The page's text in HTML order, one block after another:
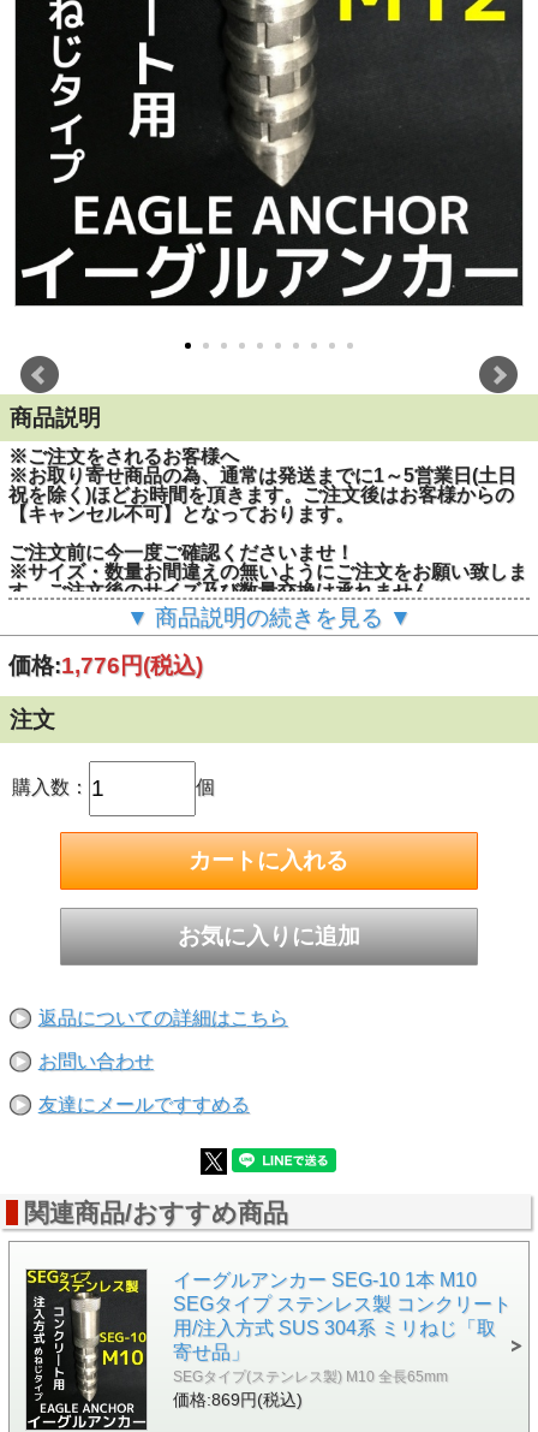
商品説明
※ご注文をされるお客様へ
※お取り寄せ商品の為、通常は発送までに1～5営業日(土日
祝を除く)ほどお時間を頂きます。ご注文後はお客様からの
【キャンセル不可】となっております。
ご注文前に今一度ご確認くださいませ！
※サイズ・数量お間違えの無いようにご注文をお願い致しま
す。ご注文後のサイズ及び数量交換は承れません。
■メーカー：旭産商株式会社
■ねじの呼び(d)：M12
■ねじ部長さ(l)：23mm
■外径(D)：18mm
■ドリル(穿孔)径(φ)：20mm
■穿孔深さ：95mm
■製品の特長
接着系アンカー・注入方式の専用製品として開発しためねじ
タイプ。煎断強度に優れためねじタイプの固着樹脂アンカー
です。ARケミカルセッター EA-500/500S/500W/EX-
350/400L専用のめねじアンカー
接着系アンカー専用ボルト「イーグルアンカー」は固着用樹
が最大で約50％以上向上。全長が短い設計で施工作業が簡単
接着系樹脂の能力を最大限に発揮させ、コンクリート孔内に
強固に定着します。めねじタイプならではの不陸調整、取付
物の着脱が可能です。
■主な用途
振動機械・大型機械据え付け、機械設備の固定、防舷材取り
支持、高速道路落下防止ネット取り付け、ベンチ固定、防音
壁取り付け、仮設レール
▼ 商品説明の続きを見る ▼
価格:1,776円(税込)
注文
購入数： 個
返品についての詳細はこちら
お問い合わせ
友達にメールですすめる
関連商品/おすすめ商品
イーグルアンカー SEG-10 1本 M10
SEGタイプ ステンレス製 コンクリート
用/注入方式 SUS 304系 ミリねじ「取
寄せ品」
SEGタイプ(ステンレス製) M10 全長65mm
価格:869円(税込)